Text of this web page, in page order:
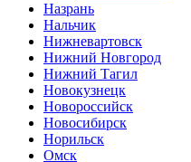
Назрань
Нальчик
Нижневартовск
Нижний Новгород
Нижний Тагил
Новокузнецк
Новороссийск
Новосибирск
Норильск
Омск